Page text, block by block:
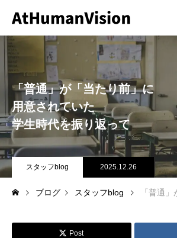
会社概要
事業紹介
ブログ
インタビュー
わたしたちの仕事
採用情報
「普通」が「当たり前」に
用意されていた
学生時代を振り返って
スタッフblog 2025.12.26
ブログ スタッフblog 「普通」が「当たり
Post